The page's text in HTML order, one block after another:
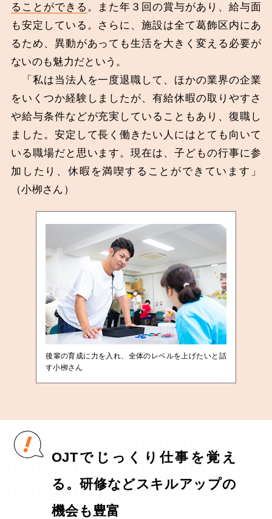
ることができる 。また年３回の賞与があり、給与面
も安定している。さらに、施設は全て葛飾区内にあ
るため、異動があっても生活を大きく変える必要が
ないのも魅力だという。
「私は当法人を一度退職して、ほかの業界の企業
をいくつか経験しましたが、有給休暇の取りやすさ
や給与条件などが充実していることもあり、復職し
ました。安定して長く働きたい人にはとても向いて
いる職場だと思います。現在は、子どもの行事に参
加したり、休暇を満喫することができています」
（小栁さん）
後輩の育成に力を入れ、全体のレベルを上げたいと話
す小栁さん
OJTでじっくり仕事を覚え
る。研修などスキルアップの
機会も豊富